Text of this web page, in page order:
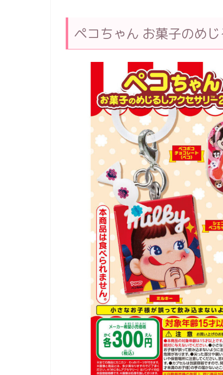
ペコちゃん お菓子のめ